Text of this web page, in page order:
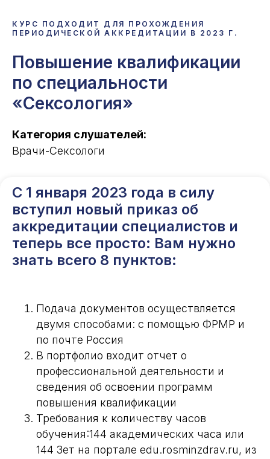
КУРС ПОДХОДИТ ДЛЯ ПРОХОЖДЕНИЯ
ПЕРИОДИЧЕСКОЙ АККРЕДИТАЦИИ В 2023 Г.
Повышение квалификации
по специальности
«Сексология»
Категория слушателей:
Врачи-Сексологи
С 1 января 2023 года в силу
вступил новый приказ об
аккредитации специалистов и
теперь все просто: Вам нужно
знать всего 8 пунктов:
Подача документов осуществляется
двумя способами: с помощью ФРМР и
по почте Россия
В портфолио входит отчет о
профессиональной деятельности и
сведения об освоении программ
повышения квалификации
Требования к количеству часов
обучения:144 академических часа или
144 Зет на портале edu.rosminzdrav.ru, из